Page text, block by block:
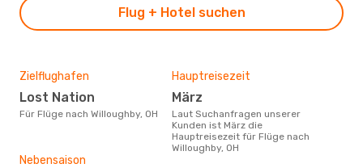
Flug + Hotel suchen
Zielflughafen
Lost Nation
Für Flüge nach Willoughby, OH
Hauptreisezeit
März
Laut Suchanfragen unserer
Kunden ist März die
Hauptreisezeit für Flüge nach
Willoughby, OH
Nebensaison